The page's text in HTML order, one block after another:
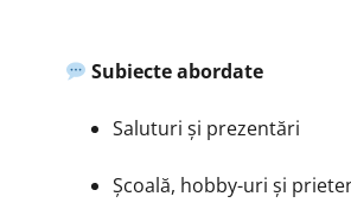
Subiecte abordate
Saluturi și prezentări
Școală, hobby-uri și